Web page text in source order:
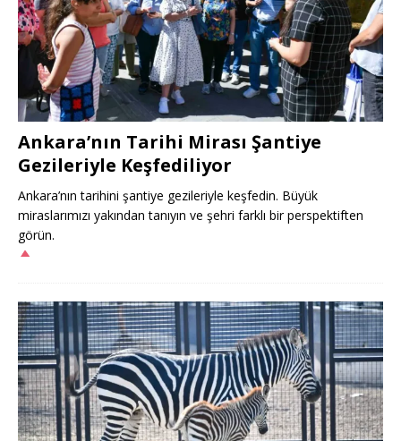
Ankara’nın Tarihi Mirası Şantiye
Gezileriyle Keşfediliyor
Ankara’nın tarihini şantiye gezileriyle keşfedin. Büyük
miraslarımızı yakından tanıyın ve şehri farklı bir perspektiften
görün.